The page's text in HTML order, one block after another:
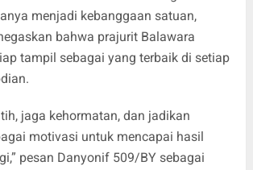
menjadi kebanggaan satuan,
bahwa prajurit Balawara
tampil sebagai yang terbaik di setiap
jaga kehormatan, dan jadikan
motivasi untuk mencapai hasil
pesan Danyonif 509/BY sebagai